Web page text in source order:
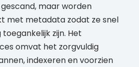
maar worden
met metadata zodat ze snel
zijn. Het
omvat het zorgvuldig
indexeren en voorzien